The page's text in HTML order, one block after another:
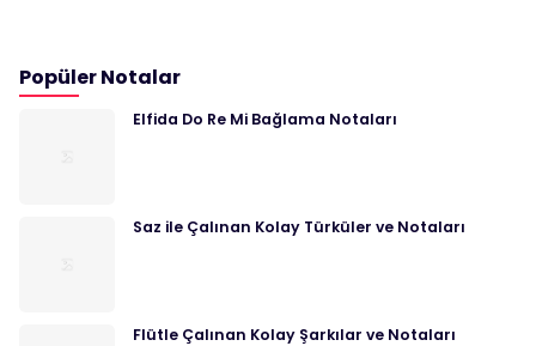
Popüler Notalar
Elfida Do Re Mi Bağlama Notaları
Saz ile Çalınan Kolay Türküler ve Notaları
Flütle Çalınan Kolay Şarkılar ve Notaları